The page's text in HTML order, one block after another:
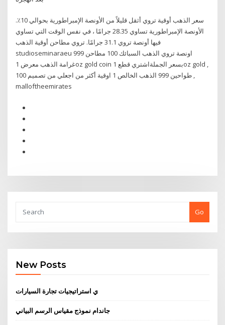
سعر الذهب أوقية تروي أثقل قليلاً من الأونصة الإمبراطورية بحوالي 10٪.
الأونصة الإمبراطورية تساوي 28.35 جرامًا ، في نفس الوقت التي تساوي
فيها أونصة تروي 31.1 جرامًا. تروي مطاحن أوقية الذهب
studioseminaraeu اونصة تروي الذهب السبائك 100 مطاحن 999
غرامة الذهب معرض 1oz gold coin بسعر الجملةاشتري قطع 1oz gold ,
100 طواحين 999 الذهب الخالص 1 اوقية أكثر من اجعلي من تصميم ,
malloftheemirates
Go
New Posts
ي استراتيجيات تجارة السيارات
جاندام نموذج مقياس الرسم البياني